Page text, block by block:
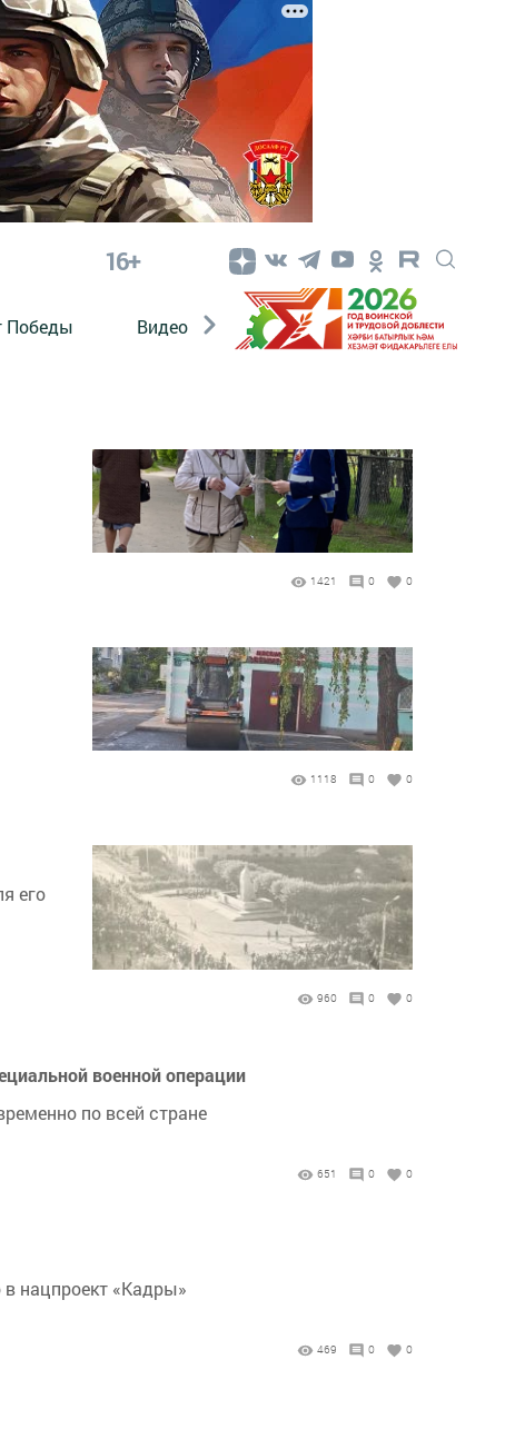
16+
Победы Видео Конкурсы ЭтноДети
1421 0 0
1118 0 0
его
960 0 0
военной операции
по всей стране
651 0 0
нацпроект «Кадры»
469 0 0